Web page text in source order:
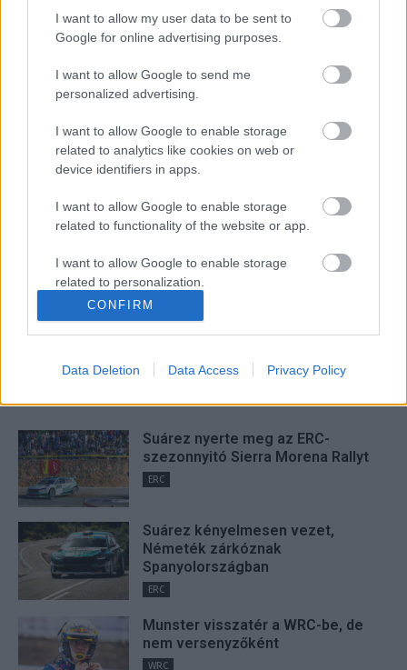
I want to allow my user data to be sent to
Google for online advertising purposes.
I want to allow Google to send me
personalized advertising.
I want to allow Google to enable storage
related to analytics like cookies on web or
device identifiers in apps.
I want to allow Google to enable storage
related to functionality of the website or app.
I want to allow Google to enable storage
related to personalization.
I want to allow Google to enable storage
related to security, including authentication
user protection.
CONFIRM
Data Deletion Data Access Privacy Policy
Lengyelországban, valamint Lettországban is jól
működhetnek az MRF gumijai, de a sikerhez gyorsnak
Efrén Llarena ERC Kanári-Szigetek Rally MRF Team
Hund Gábor
Suárez nyerte meg az ERC-
szezonnyitó Sierra Morena Rallyt
ERC
Suárez kényelmesen vezet,
Németék zárkóznak
Spanyolországban
ERC
Munster visszatér a WRC-be, de
nem versenyzőként
WRC